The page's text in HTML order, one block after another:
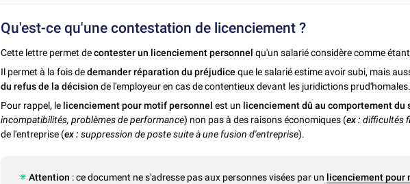
Qu'est-ce qu'une contestation de licenciement ?
Cette lettre permet decontester un licenciement personnelqu'un salarié considère comme
Il permet à la fois dedemander réparation du préjudice que le salarié estime avoir subi, mais
du refus de la décision de l'employeur en cas de contentieux devant les juridictions prud'homales.
Pour rappel, le licenciement pour motif personnelest un licenciement dû au comportement du
incompatibilités, problèmes de performance) non pas à des raisons économiques (ex : difficultés
de l'entreprise (ex : suppression de poste suite à une fusion d'entreprise).
Attention : ce document ne s'adresse pas aux personnes visées par un licenciement pour